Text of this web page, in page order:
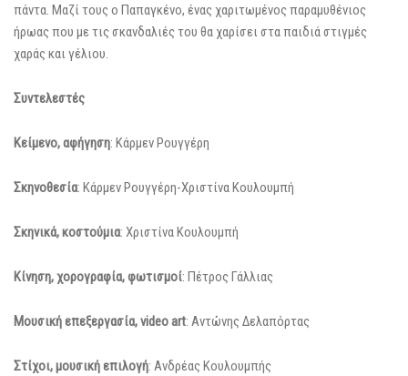
πάντα. Μαζί τους ο Παπαγκένο, ένας χαριτωμένος παραμυθένιος
ήρωας που με τις σκανδαλιές του θα χαρίσει στα παιδιά στιγμές
χαράς και γέλιου.
Συντελεστές
Κείμενο, αφήγηση: Κάρμεν Ρουγγέρη
Σκηνοθεσία: Κάρμεν Ρουγγέρη-Χριστίνα Κουλουμπή
Σκηνικά, κοστούμια: Χριστίνα Κουλουμπή
Κίνηση, χορογραφία, φωτισμοί: Πέτρος Γάλλιας
Μουσική επεξεργασία, video art: Αντώνης Δελαπόρτας
Στίχοι, μουσική επιλογή: Ανδρέας Κουλουμπής